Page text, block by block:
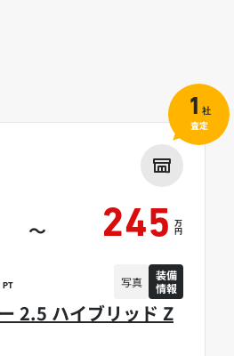
2.5 ハイブリッド Z
～ 245 万
円
PT 写真
装備
情報
1 社
査定